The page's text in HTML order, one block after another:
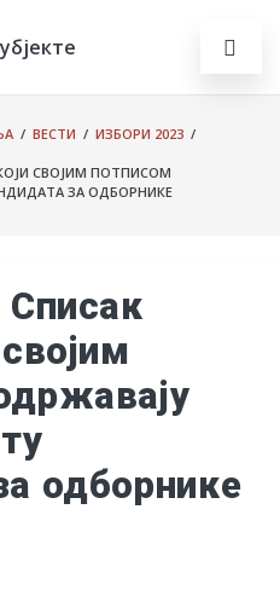
/ ВЕСТИ / ИЗБОРИ 2023 /
СВОЈИМ ПОТПИСОМ
ЗА ОДБОРНИКЕ
одборнике